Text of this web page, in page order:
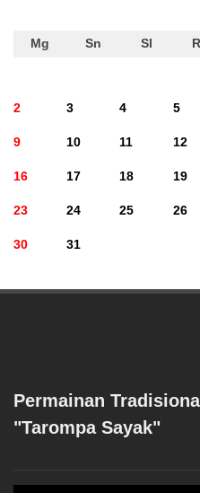
Mg Sn Sl
2 3 4 5
9 10 11 12
16 17 18 19
23 24 25 26
30 31
Permainan
"Tarompa Sayak"